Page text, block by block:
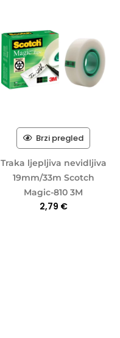
Brzi pregled
Traka ljepljiva nevidljiva
19mm/33m Scotch
Magic-810 3M
2,79 €